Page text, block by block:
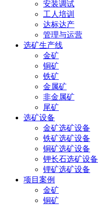
安装调试
工人培训
达标达产
管理与运营
选矿生产线
金矿
铜矿
铁矿
金属矿
非金属矿
尾矿
选矿设备
金矿选矿设备
铁矿选矿设备
铜矿选矿设备
钾长石选矿设备
锂矿选矿设备
项目案例
金矿
铜矿